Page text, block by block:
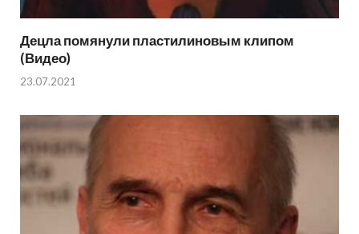
Децла помянули пластилиновым клипом
(Видео)
23.07.2021